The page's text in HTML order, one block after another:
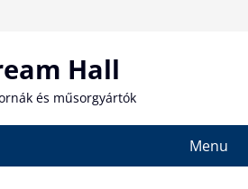
Hall
és műsorgyártók
Menu